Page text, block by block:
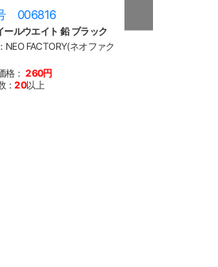
006816
ールウエイト 鉛 ブラック
NEO FACTORY(ネオファク
格： 260円
：20以上
1/4oz ホイールウ